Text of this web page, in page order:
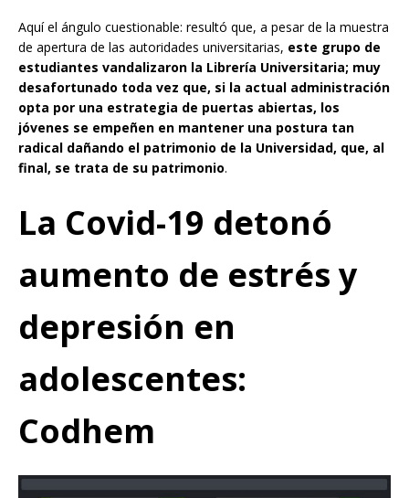
Aquí el ángulo cuestionable: resultó que, a pesar de la muestra
de apertura de las autoridades universitarias, este grupo de
estudiantes vandalizaron la Librería Universitaria; muy
desafortunado toda vez que, si la actual administración
opta por una estrategia de puertas abiertas, los
jóvenes se empeñen en mantener una postura tan
radical dañando el patrimonio de la Universidad, que, al
final, se trata de su patrimonio.
La Covid-19 detonó
aumento de estrés y
depresión en
adolescentes:
Codhem